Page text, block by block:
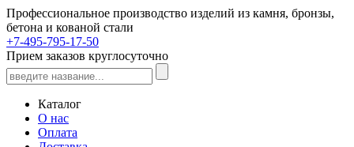
Профессиональное производство изделий из камня, бронзы,
бетона и кованой стали
+7-495-795-17-50
Прием заказов круглосуточно
Каталог
О нас
Оплата